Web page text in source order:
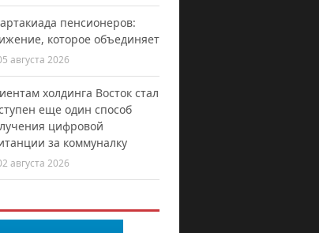
пенсионеров:
которое объединяет
августа 2026
холдинга Восток стал
еще один способ
цифровой
за коммуналку
августа 2026